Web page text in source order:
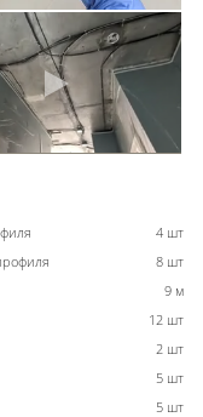
4 шт
8 шт
9 м
12 шт
2 шт
5 шт
5 шт